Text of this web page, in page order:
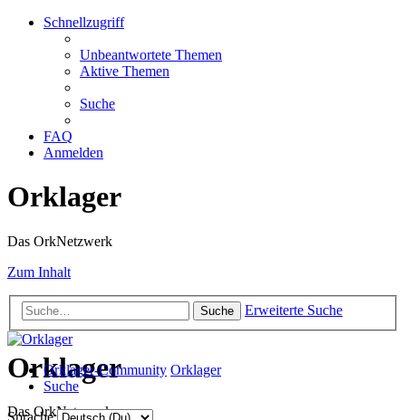
Schnellzugriff
Unbeantwortete Themen
Aktive Themen
Suche
FAQ
Anmelden
Orklager
Das OrkNetzwerk
Zum Inhalt
Suche Erweiterte Suche
Orklager
Das OrkNetzwerk
Orklager-Community Orklager
Suche